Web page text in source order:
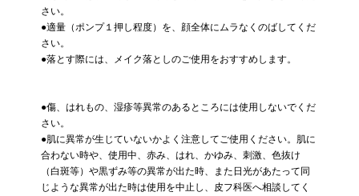
さい。
●適量（ポンプ１押し程度）を、顔全体にムラなくのばしてくだ
さい。
●落とす際には、メイク落としのご使用をおすすめします。
●傷、はれもの、湿疹等異常のあるところには使用しないでくだ
さい。
●肌に異常が生じていないかよく注意してご使用ください。肌に
合わない時や、使用中、赤み、はれ、かゆみ、刺激、色抜け
（白斑等）や黒ずみ等の異常が出た時、また日光があたって同
じような異常が出た時は使用を中止し、皮フ科医へ相談してく